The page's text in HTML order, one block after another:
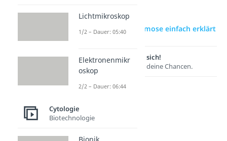
zur Videoseite: Osmose einfach erklärt
Lernen lohnt sich!
Entdecke hier deine Chancen.
Lichtmikroskop
1/2 – Dauer: 05:40
Elektronenmikr
oskop
2/2 – Dauer: 06:44
Cytologie
Biotechnologie